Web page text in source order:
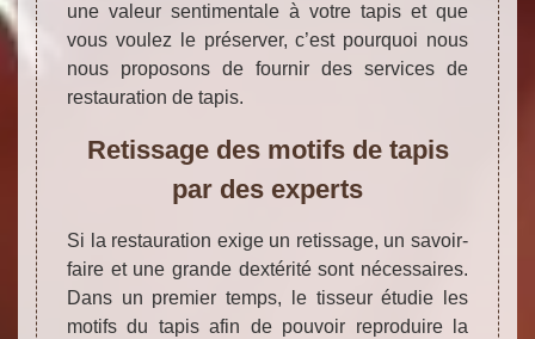
une valeur sentimentale à votre tapis et que
vous voulez le préserver, c’est pourquoi nous
nous proposons de fournir des services de
restauration de tapis.
Retissage des motifs de tapis
par des experts
Si la restauration exige un retissage, un savoir-
faire et une grande dextérité sont nécessaires.
Dans un premier temps, le tisseur étudie les
motifs du tapis afin de pouvoir reproduire la